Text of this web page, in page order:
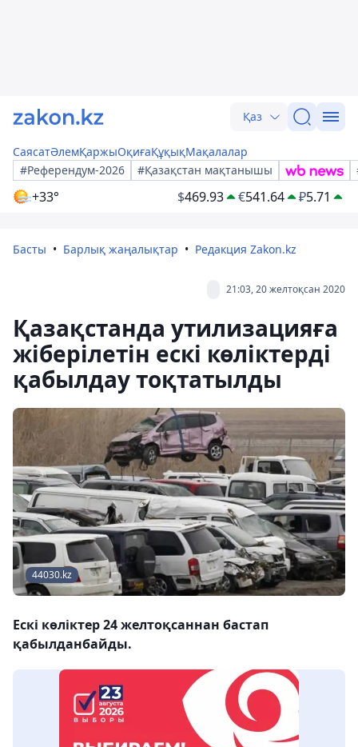
Қаз
СаясатӘлемҚаржыОқиғаҚұқықМақалалар
#Референдум-2026
#Қазақстан мақтанышы
+33° $469.93 €541.64 ₽5.71
Басты Барлық жаңалықтар Редакция Zakon.kz
21:03, 20 желтоқсан 2020
Қазақстанда утилизацияға
жіберілетін ескі көліктерді
қабылдау тоқтатылды
44030.kz
Ескі көліктер 24 желтоқсаннан бастап
қабылданбайды.